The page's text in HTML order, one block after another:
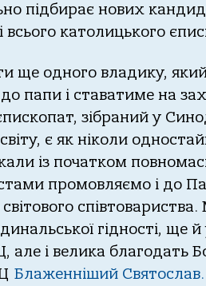
підбирає нових
католицького
ще одного владику,
папи і ставатиме на
зібраний у
світу, є як ніколи
із початком
промовляємо і до
світового
гідності, ще й
але і велика благодать
Блаженніший Святослав.